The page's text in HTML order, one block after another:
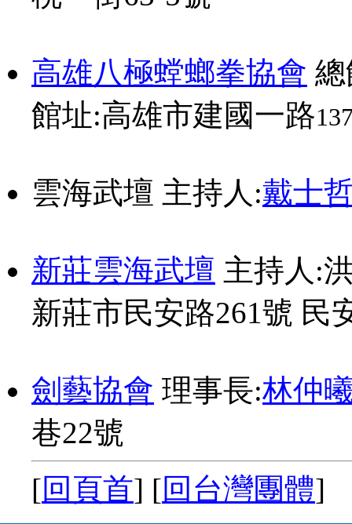
高雄八極螳螂拳協會
館址:高雄市建國一路
雲海武壇 主持人:戴士
新莊雲海武壇 主持人:
新莊市民安路261號 民
劍藝協會 理事長:林仲
巷22號
[回頁首] [回台灣團體]